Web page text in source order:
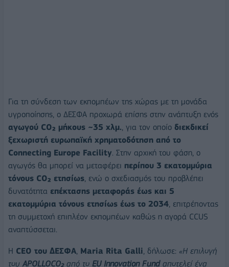
Για τη σύνδεση των εκπομπέων της χώρας με τη μονάδα
υγροποίησης, ο ΔΕΣΦΑ προχωρά επίσης στην ανάπτυξη ενός
αγωγού CO₂ μήκους ~35 χλμ., για τον οποίο διεκδικεί
ξεχωριστή ευρωπαϊκή χρηματοδότηση από το
Connecting Europe Facility. Στην αρχική του φάση, ο
αγωγός θα μπορεί να μεταφέρει περίπου 3 εκατομμύρια
τόνους CO₂ ετησίως, ενώ ο σχεδιασμός του προβλέπει
δυνατότητα επέκτασης μεταφοράς έως και 5
εκατομμύρια τόνους ετησίως έως το 2034, επιτρέποντας
τη συμμετοχή επιπλέον εκπομπέων καθώς η αγορά CCUS
αναπτύσσεται.
Η CEO του ΔΕΣΦΑ Maria Rita Galli , δήλωσε: «Η επιλογή
του APOLLOCO₂από το EU Innovation Fundαποτελεί ένα